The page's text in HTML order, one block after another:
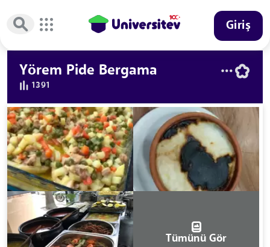
Giriş
Yörem Pide Bergama
1391
Tümünü Gör